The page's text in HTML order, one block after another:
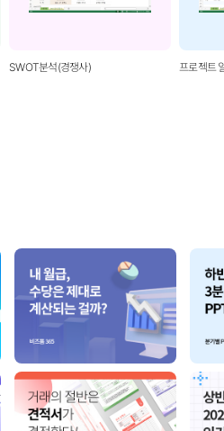
SWOT분석(경쟁사) 프로젝트